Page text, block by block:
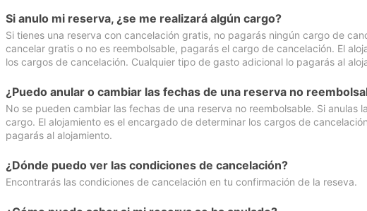
Si anulo mi reserva, ¿se me realizará algún cargo?
Si tienes una reserva con cancelación gratis, no pagarás ningún cargo de
cancelar gratis o no es reembolsable, pagarás el cargo de cancelación. El
los cargos de cancelación. Cualquier tipo de gasto adicional lo pagarás al
¿Puedo anular o cambiar las fechas de una reserva no
No se pueden cambiar las fechas de una reserva no reembolsable. Si anulas
cargo. El alojamiento es el encargado de determinar los cargos de
pagarás al alojamiento.
¿Dónde puedo ver las condiciones de cancelación?
Encontrarás las condiciones de cancelación en tu confirmación de la reseva.